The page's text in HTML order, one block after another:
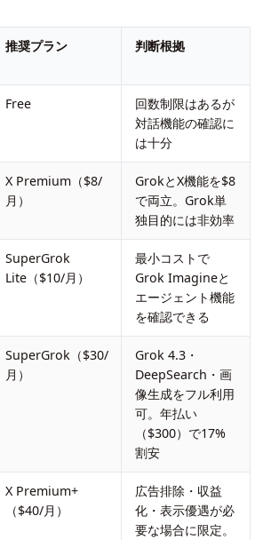
推奨プラン 判断根拠
Free
回数制限はあるが
対話機能の確認に
は十分
X Premium（$8/
月）
GrokとX機能を$8
で両立。Grok単
独目的には非効率
SuperGrok
Lite（$10/月）
最小コストで
Grok Imagineと
エージェント機能
を確認できる
SuperGrok（$30/
月）
Grok 4.3・
DeepSearch・画
像生成をフル利用
可。年払い
（$300）で17%
割安
X Premium+
（$40/月）
広告排除・収益
化・表示優遇が必
要な場合に限定。